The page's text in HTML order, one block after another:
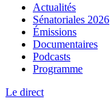
Actualités
Sénatoriales 2026
Émissions
Documentaires
Podcasts
Programme
Le direct